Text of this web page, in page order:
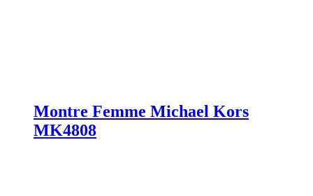
Montre Femme Michael Kors
MK4808